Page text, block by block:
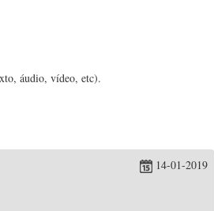
áudio, vídeo, etc).
14-01-2019